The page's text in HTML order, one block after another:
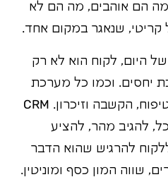
מה הם אוהבים, מה הם לא
קריטי, שנאגר במקום אחד.
היום, לקוח הוא לא רק
יחסים. וכמו כל מערכת
יחסים טובה, היא דורשת טיפוח, הקשבה וזיכרון. CRM
להגיב מהר, להציע
להרגיש שהוא הדבר
שווה המון כסף ומוניטין.